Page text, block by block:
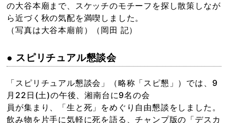
の大谷本廟まで、スケッチのモチーフを探し散策しなが
ら近づく秋の気配を満喫しました。
（写真は大谷本廟前）（岡田 記）
● スピリチュアル懇談会
「スピリチュアル懇談会」（略称「スピ懇」）では、9
月22日(土)の午後、湘南台に9名の会
員が集まり、「生と死」をめぐり自由懇談をしました。
飲み物を片手に気軽に死を語る、チャンプ版の「デスカ